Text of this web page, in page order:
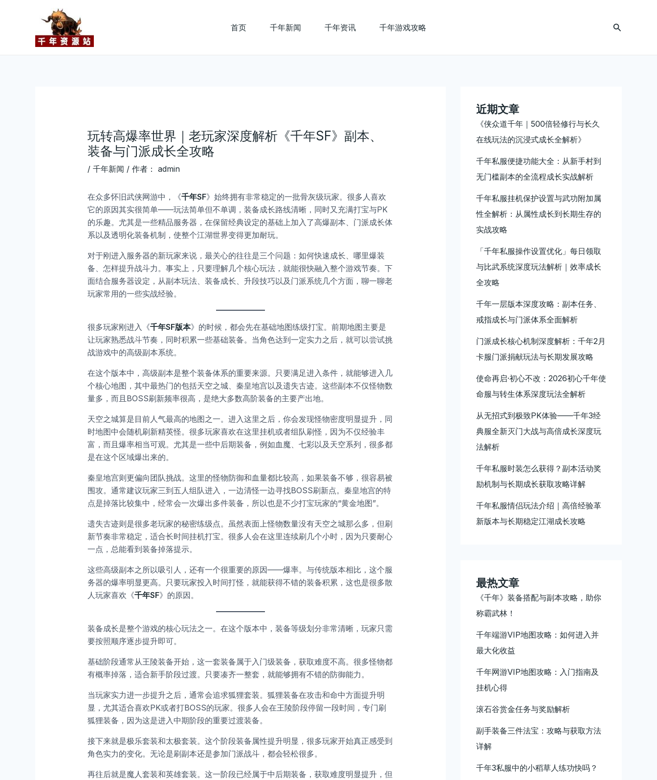
首页 千年新闻 千年资讯 千年游戏攻略
搜
玩转高爆率世界｜老玩家深度解析《千年SF》副本、
装备与门派成长全攻略
/ 千年新闻 / 作者： admin
在众多怀旧武侠网游中，《千年SF》始终拥有非常稳定的一批骨灰级玩家。很多人喜欢
它的原因其实很简单——玩法简单但不单调，装备成长路线清晰，同时又充满打宝与PK
的乐趣。尤其是一些精品服务器，在保留经典设定的基础上加入了高爆副本、门派成长体
系以及透明化装备机制，使整个江湖世界变得更加耐玩。
对于刚进入服务器的新玩家来说，最关心的往往是三个问题：如何快速成长、哪里爆装
备、怎样提升战斗力。事实上，只要理解几个核心玩法，就能很快融入整个游戏节奏。下
面结合服务器设定，从副本玩法、装备成长、升段技巧以及门派系统几个方面，聊一聊老
玩家常用的一些实战经验。
很多玩家刚进入《千年SF版本》的时候，都会先在基础地图练级打宝。前期地图主要是
让玩家熟悉战斗节奏，同时积累一些基础装备。当角色达到一定实力之后，就可以尝试挑
战游戏中的高级副本系统。
在这个版本中，高级副本是整个装备体系的重要来源。只要满足进入条件，就能够进入几
个核心地图，其中最热门的包括天空之城、秦皇地宫以及遗失古迹。这些副本不仅怪物数
量多，而且BOSS刷新频率很高，是绝大多数高阶装备的主要产出地。
天空之城算是目前人气最高的地图之一。进入这里之后，你会发现怪物密度明显提升，同
时地图中会随机刷新精英怪。很多玩家喜欢在这里挂机或者组队刷怪，因为不仅经验丰
富，而且爆率相当可观。尤其是一些中后期装备，例如血魔、七彩以及天空系列，很多都
是在这个区域爆出来的。
秦皇地宫则更偏向团队挑战。这里的怪物防御和血量都比较高，如果装备不够，很容易被
围攻。通常建议玩家三到五人组队进入，一边清怪一边寻找BOSS刷新点。秦皇地宫的特
点是掉落比较集中，经常会一次爆出多件装备，所以也是不少打宝玩家的“黄金地图”。
遗失古迹则是很多老玩家的秘密练级点。虽然表面上怪物数量没有天空之城那么多，但刷
新节奏非常稳定，适合长时间挂机打宝。很多人会在这里连续刷几个小时，因为只要耐心
一点，总能看到装备掉落提示。
这些高级副本之所以吸引人，还有一个很重要的原因——爆率。与传统版本相比，这个服
务器的爆率明显更高。只要玩家投入时间打怪，就能获得不错的装备积累，这也是很多散
人玩家喜欢《千年SF》的原因。
装备成长是整个游戏的核心玩法之一。在这个版本中，装备等级划分非常清晰，玩家只需
要按照顺序逐步提升即可。
基础阶段通常从王陵装备开始，这一套装备属于入门级装备，获取难度不高。很多怪物都
有概率掉落，适合新手阶段过渡。只要凑齐一整套，就能够拥有不错的防御能力。
当玩家实力进一步提升之后，通常会追求狐狸套装。狐狸装备在攻击和命中方面提升明
显，尤其适合喜欢PK或者打BOSS的玩家。很多人会在王陵阶段停留一段时间，专门刷
狐狸装备，因为这是进入中期阶段的重要过渡装备。
接下来就是极乐套装和太极套装。这个阶段装备属性提升明显，很多玩家开始真正感受到
角色实力的变化。无论是刷副本还是参加门派战斗，都会轻松很多。
再往后就是魔人套装和英雄套装。这一阶段已经属于中后期装备，获取难度明显提升，但
navigation
近期文章
《侠众道千年｜500倍轻修行与长久
在线玩法的沉浸式成长全解析》
千年私服便捷功能大全：从新手村到
无门槛副本的全流程成长实战解析
千年私服挂机保护设置与武功附加属
性全解析：从属性成长到长期生存的
实战攻略
「千年私服操作设置优化」每日领取
与比武系统深度玩法解析｜效率成长
全攻略
千年一层版本深度攻略：副本任务、
戒指成长与门派体系全面解析
门派成长核心机制深度解析：千年2月
卡服门派捐献玩法与长期发展攻略
使命再启·初心不改：2026初心千年使
命服与转生体系深度玩法全解析
从无招式到极致PK体验——千年3经
典服全新灭门大战与高倍成长深度玩
法解析
千年私服时装怎么获得？副本活动奖
励机制与长期成长获取攻略详解
千年私服情侣玩法介绍｜高倍经验革
新版本与长期稳定江湖成长攻略
最热文章
《千年》装备搭配与副本攻略，助你
称霸武林！
千年端游VIP地图攻略：如何进入并
最大化收益
千年网游VIP地图攻略：入门指南及
挂机心得
滚石谷赏金任务与奖励解析
副手装备三件法宝：攻略与获取方法
详解
千年3私服中的小稻草人练功快吗？